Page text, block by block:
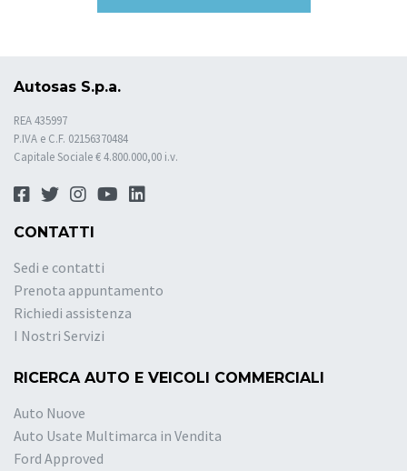
Autosas S.p.a.
REA 435997
P.IVA e C.F. 02156370484
Capitale Sociale € 4.800.000,00 i.v.
CONTATTI
Sedi e contatti
Prenota appuntamento
Richiedi assistenza
I Nostri Servizi
RICERCA AUTO E VEICOLI COMMERCIALI
Auto Nuove
Auto Usate Multimarca in Vendita
Ford Approved